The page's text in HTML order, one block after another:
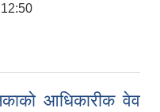
आधिकारीक वेव